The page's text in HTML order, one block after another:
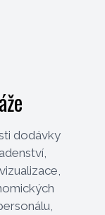
dodávky